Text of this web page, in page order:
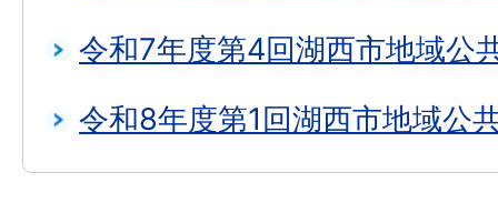
令和7年度第4回湖西市地域公
令和8年度第1回湖西市地域公